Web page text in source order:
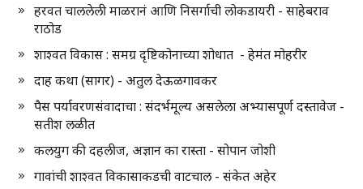
हरवत चाललेली माळरानं आणि निसर्गाची लोकडायरी - साहेबराव
राठोड
शाश्वत विकास : समग्र दृष्टिकोनाच्या शोधात - हेमंत मोहरीर
दाह कथा (सागर) - अतुल देऊळगावकर
पैस पर्यावरणसंवादाचा : संदर्भमूल्य असलेला अभ्यासपूर्ण दस्तावेज -
सतीश लळीत
कलयुग की दहलीज, अज्ञान का रास्ता - सोपान जोशी
गावांची शाश्वत विकासाकडची वाटचाल - संकेत अहेर